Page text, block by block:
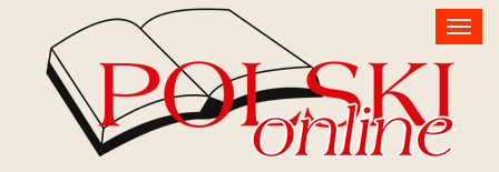
Toggle
navigation